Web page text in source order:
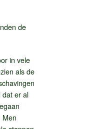
de
in vele
als de
dat er al
Men